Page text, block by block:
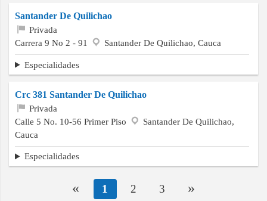
Santander De Quilichao
Privada
Carrera 9 No 2 - 91
Santander De Quilichao, Cauca
Especialidades
Crc 381 Santander De Quilichao
Privada
Calle 5 No. 10-56 Primer Piso
Santander De Quilichao,
Cauca
Especialidades
« 1 2 3 »